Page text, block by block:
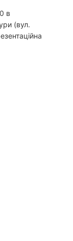
в
(вул.